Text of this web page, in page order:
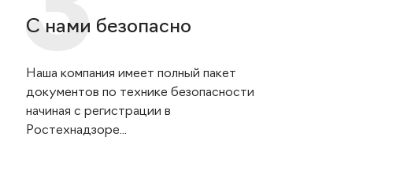
С нами безопасно
Наша компания имеет полный пакет
документов по технике безопасности
начиная с регистрации в
Ростехнадзоре...